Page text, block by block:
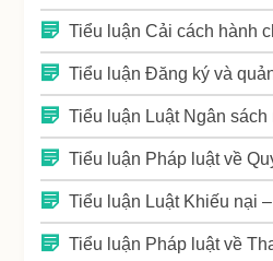
Tiểu luận Cải cách hành
Tiểu luận Đăng ký và
Tiểu luận Luật Ngân
Tiểu luận Pháp luật về
Tiểu luận Luật Khiếu nại
Tiểu luận Pháp luật về